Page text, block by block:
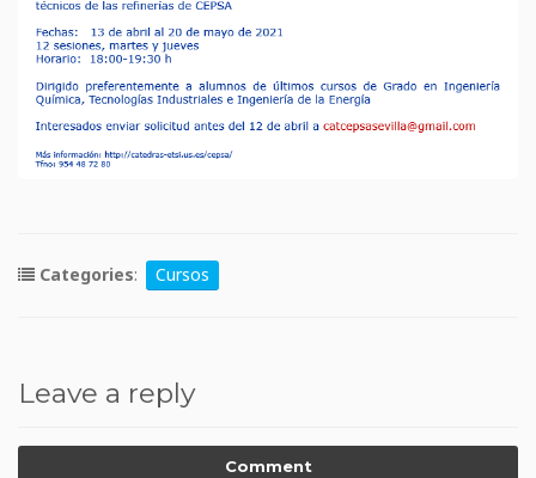
Categories: Cursos
Leave a reply
Comment